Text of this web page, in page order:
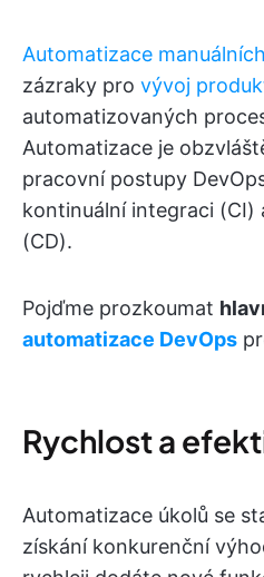
Automatizace
zázraky pro vývoj
automatizovaných
Automatizace je
pracovní postupy
kontinuální integraci (CI)
(CD).
Pojďme prozkoumat
automatizace DevOps
Rychlost a
Automatizace úkolů se
získání konkurenční